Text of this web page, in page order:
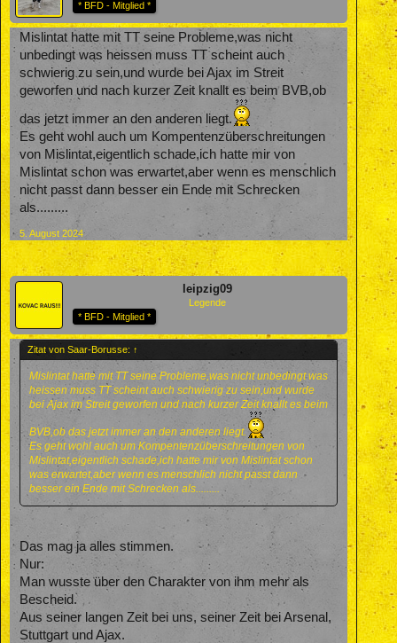
* BFD - Mitglied *
Mislintat hatte mit TT seine Probleme,was nicht
unbedingt was heissen muss TT scheint auch
schwierig zu sein,und wurde bei Ajax im Streit
geworfen und nach kurzer Zeit knallt es beim BVB,ob
das jetzt immer an den anderen liegt.
Es geht wohl auch um Kompentenzüberschreitungen
von Mislintat,eigentlich schade,ich hatte mir von
Mislintat schon was erwartet,aber wenn es menschlich
nicht passt dann besser ein Ende mit Schrecken
als.........
5. August 2024
leipzig09
Legende
* BFD - Mitglied *
Zitat von Saar-Borusse: ↑
Mislintat hatte mit TT seine Probleme,was nicht unbedingt was
heissen muss TT scheint auch schwierig zu sein,und wurde
bei Ajax im Streit geworfen und nach kurzer Zeit knallt es beim
BVB,ob das jetzt immer an den anderen liegt.
Es geht wohl auch um Kompentenzüberschreitungen von
Mislintat,eigentlich schade,ich hatte mir von Mislintat schon
was erwartet,aber wenn es menschlich nicht passt dann
besser ein Ende mit Schrecken als.........
Das mag ja alles stimmen.
Nur:
Man wusste über den Charakter von ihm mehr als
Bescheid.
Aus seiner langen Zeit bei uns, seiner Zeit bei Arsenal,
Stuttgart und Ajax.